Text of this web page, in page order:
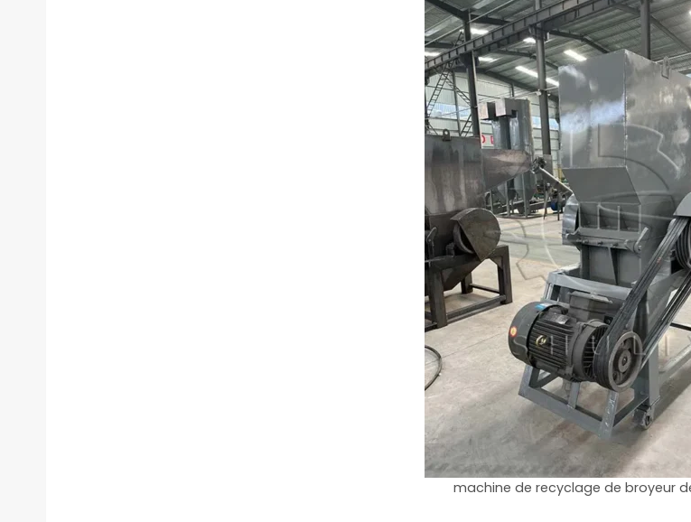
machine de recyclage de broyeur